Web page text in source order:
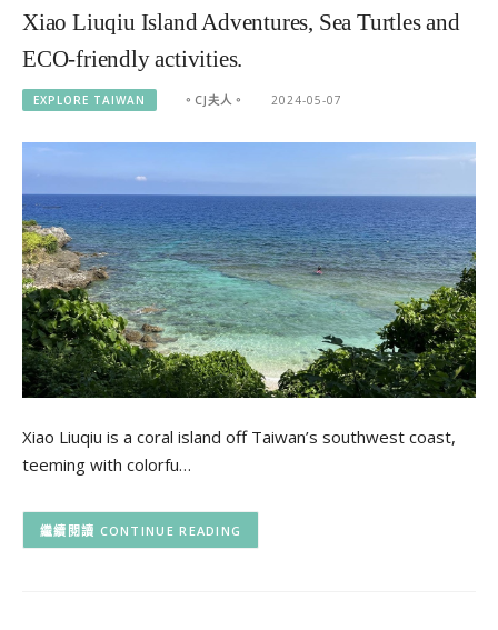
Xiao Liuqiu Island Adventures, Sea Turtles and
ECO-friendly activities.
EXPLORE TAIWAN 。CJ夫人。 2024-05-07
Xiao Liuqiu is a coral island off Taiwan’s southwest coast,
teeming with colorfu…
CONTINUE READING